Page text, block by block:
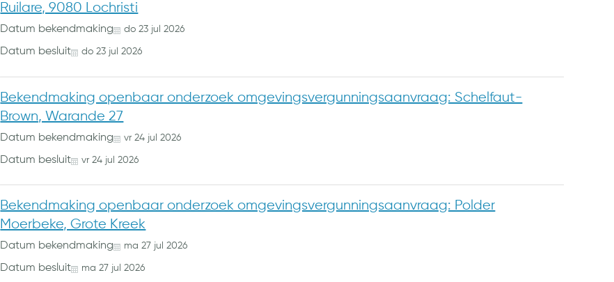
Ruilare, 9080 Lochristi
Datum bekendmaking do 23 jul 2026
Datum besluit do 23 jul 2026
Bekendmaking openbaar onderzoek omgevingsvergunningsaanvraag: Schelfaut-
Brown, Warande 27
Datum bekendmaking vr 24 jul 2026
Datum besluit vr 24 jul 2026
Bekendmaking openbaar onderzoek omgevingsvergunningsaanvraag: Polder
Moerbeke, Grote Kreek
Datum bekendmaking ma 27 jul 2026
Datum besluit ma 27 jul 2026